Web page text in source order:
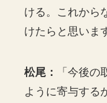
ける。これから
けたらと思いま
松尾：
「今後
ように寄与する